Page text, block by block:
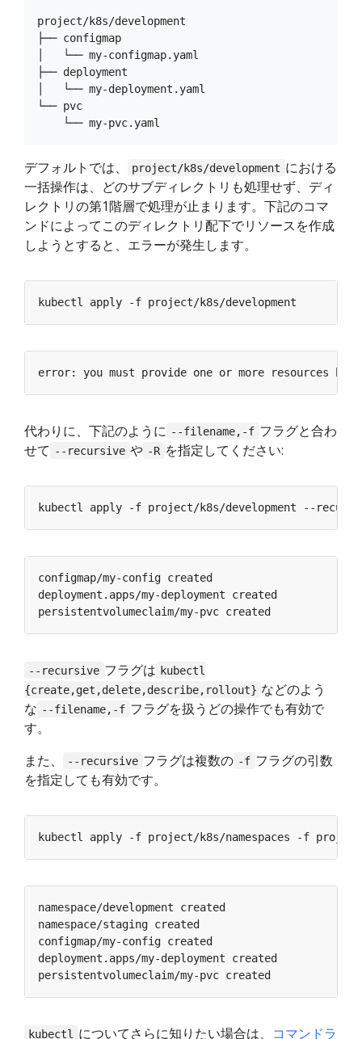
project/k8s/development
├── configmap
│   └── my-configmap.yaml
├── deployment
│   └── my-deployment.yaml
└── pvc
デフォルトでは、 project/k8s/development における
一括操作は、どのサブディレクトリも処理せず、ディ
レクトリの第1階層で処理が止まります。下記のコマ
ンドによってこのディレクトリ配下でリソースを作成
しようとすると、エラーが発生します。
error: you must provide one or more resources by
代わりに、下記のように --filename,-f フラグと合わ
せて --recursive や -R を指定してください:
--recursive フラグは kubectl
{create,get,delete,describe,rollout} などのよう
な --filename,-f フラグを扱うどの操作でも有効で
す。
また、
--recursive フラグは複数の -f フラグの引数
を指定しても有効です。
kubectl についてさらに知りたい場合は、 コマンドラ